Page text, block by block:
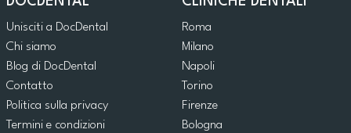
Unisciti a DocDental
Chi siamo
Blog di DocDental
Contatto
Politica sulla privacy
Termini e condizioni
Roma
Milano
Napoli
Torino
Firenze
Bologna